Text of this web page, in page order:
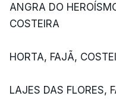
ANGRA DO
COSTEIRA
HORTA, FAJÃ,
LAJES DAS FLORES,